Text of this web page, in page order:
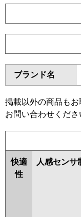
ダイキン
東芝
三菱電機
日立
三菱重工
パナソニック
ダイキン
東芝
ブランド名
掲載以外の商品もお
お問い合わせくださ
快適
性
人感センサ